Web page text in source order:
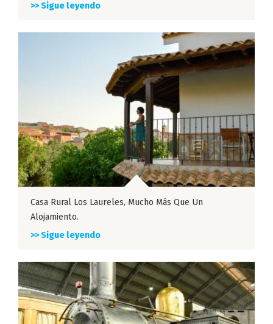
>> Sigue leyendo
Casa Rural Los Laureles, Mucho Más Que Un
Alojamiento.
>> Sigue leyendo